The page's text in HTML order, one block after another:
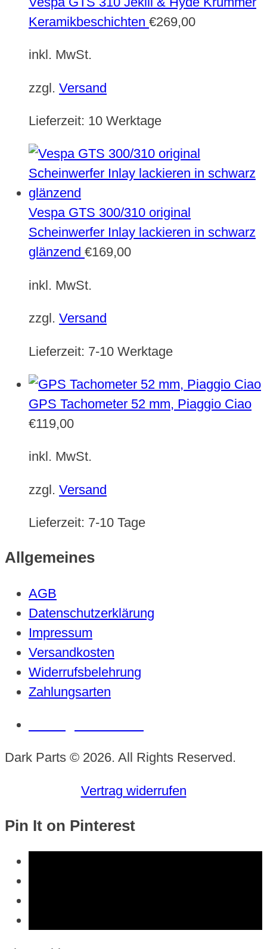
Keramikbeschichten €269,00
inkl. MwSt.
zzgl. Versand
Lieferzeit: 10 Werktage
Vespa GTS 300/310 original
Scheinwerfer Inlay lackieren in schwarz
glänzend €169,00
inkl. MwSt.
zzgl. Versand
Lieferzeit: 7-10 Werktage
GPS Tachometer 52 mm, Piaggio Ciao
€119,00
inkl. MwSt.
zzgl. Versand
Lieferzeit: 7-10 Tage
Allgemeines
AGB
Datenschutzerklärung
Impressum
Versandkosten
Widerrufsbelehrung
Zahlungsarten
Dark Parts © 2026. All Rights Reserved.
Vertrag widerrufen
Pin It on Pinterest